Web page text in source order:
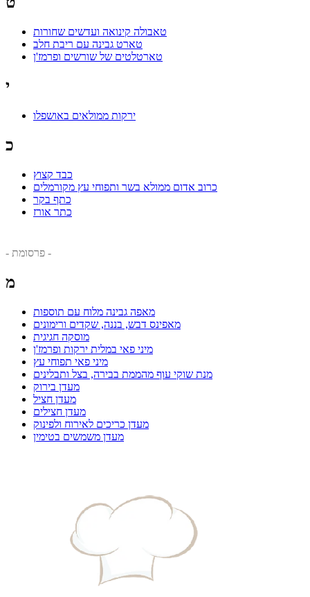
טאבולה קינואה ועדשים שחורות
טארט גבינה עם ריבת חלב
טארטלטים של שורשים ופרמז'ן
י
ירקות ממולאים באושפלו
כ
כבד קצוץ
כרוב אדום ממולא בשר ותפוחי עץ מקורמלים
כתף בקר
כתר אורז
- פרסומת -
מ
מאפה גבינה מלוח עם תוספות
מאפינס דבש, בננה, שקדים ורימונים
מוסקה חגיגית
מיני פאי במלית ירקות ופרמז'ן
מיני פאי תפוחי עץ
מנת שוקי עוף מהממת בבירה, בצל ותבלינים
מעדן בירוק
מעדן חציל
מעדן חצילים
מעדן כריכים לאירוח ולפינוק
מעדן משמשים בטימין